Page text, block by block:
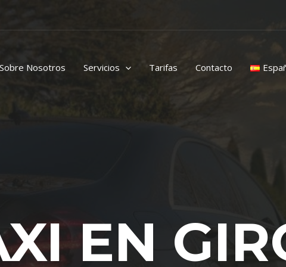
Sobre Nosotros Servicios Tarifas Contacto
EN